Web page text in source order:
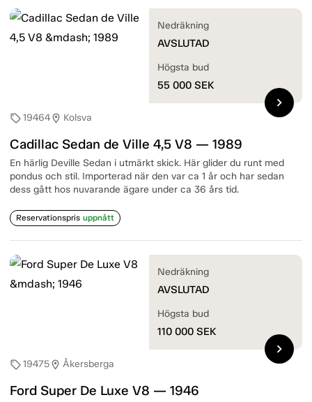
sell19464location_on Kolsva
Cadillac Sedan de Ville 4,5 V8 — 1989
En härlig Deville Sedan i utmärkt skick. Här glider du runt med
pondus och stil. Importerad när den var ca 1 år och har sedan
dess gått hos nuvarande ägare under ca 36 års tid.
Reservationspris uppnått
Nedräkning
AVSLUTAD
Högsta bud
55 000 SEK
chevron_right
sell19475location_on Åkersberga
Ford Super De Luxe V8 — 1946
Nedräkning
AVSLUTAD
Högsta bud
110 000 SEK
chevron_right